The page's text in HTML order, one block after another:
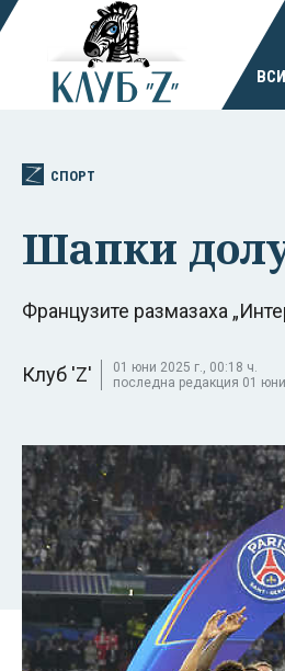
СПОРТ
Шапки
Французите размазаха
Клуб 'Z'
01 юни 2025 г., 00:18 ч.
последна редакция 01